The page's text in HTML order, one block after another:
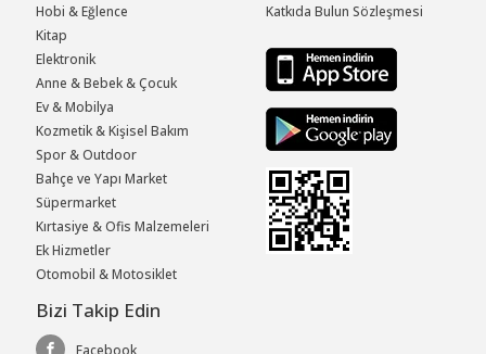
Hobi & Eğlence
Kitap
Elektronik
Anne & Bebek & Çocuk
Ev & Mobilya
Kozmetik & Kişisel Bakım
Spor & Outdoor
Bahçe ve Yapı Market
Süpermarket
Kırtasiye & Ofis Malzemeleri
Ek Hizmetler
Otomobil & Motosiklet
Katkıda Bulun Sözleşmesi
Bizi Takip Edin
Facebook